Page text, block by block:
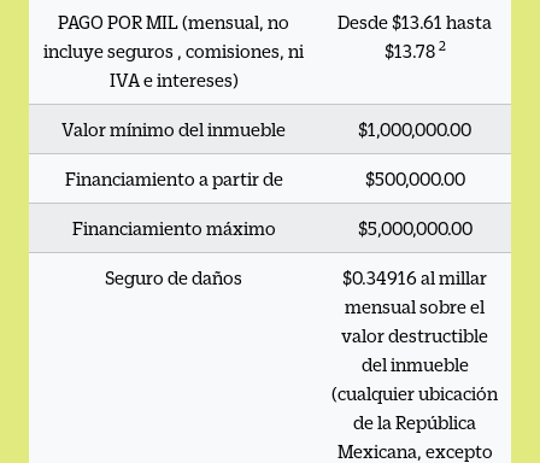
PAGO POR MIL (mensual, no
incluye seguros , comisiones, ni
IVA e intereses)
Desde $13.61 hasta
$13.78 2
Valor mínimo del inmueble $1,000,000.00
Financiamiento a partir de $500,000.00
Financiamiento máximo $5,000,000.00
Seguro de daños
$0.34916 al millar
mensual sobre el
valor destructible
del inmueble
(cualquier ubicación
de la República
Mexicana, excepto